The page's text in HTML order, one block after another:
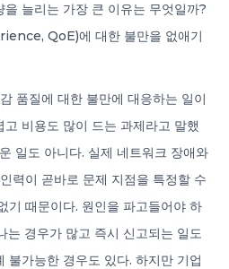
을 늘리는 가장 큰 이유는 무엇일까?
QoE)에 대한 불만을 없애기
품질에 대한 불만에 대응하는 일이
비용도 많이 드는 과제라고 말했
일도 아니다. 실제 네트워크 장애와
력이 곧바로 문제 지점을 특정할 수
기 때문이다. 원인을 파고들어야 하
는 경우가 많고 즉시 신고되는 일도
불가능한 경우도 있다. 하지만 기업